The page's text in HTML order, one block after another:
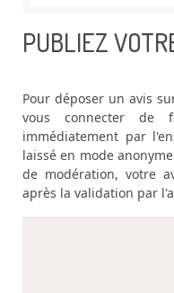
PUBLIEZ
Pour déposer un avis
vous connecter
immédiatement par
laissé en mode
de modération, votre
après la validation par